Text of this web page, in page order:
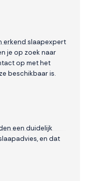
erkend slaapexpert
je op zoek naar
op met het
beschikbaar is.
een duidelijk
en dat